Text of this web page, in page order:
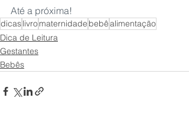
Até a próxima!
dicaslivromaternidade bebêalimentação
Dica de Leitura
Gestantes
Bebês